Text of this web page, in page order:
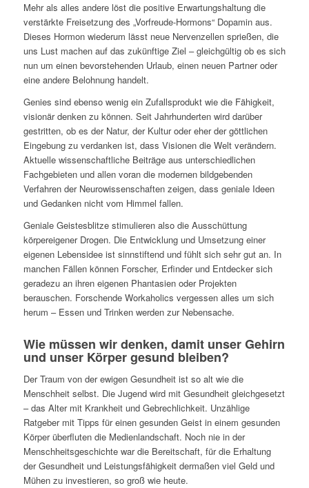
Mehr als alles andere löst die positive Erwartungshaltung die
verstärkte Freisetzung des „Vorfreude-Hormons“ Dopa­min aus.
Dieses Hormon wiederum lässt neue Nervenzellen sprießen, die
uns Lust machen auf das zukünftige Ziel – gleichgültig ob es sich
nun um einen bevorstehenden Ur­laub, einen neuen Partner oder
eine andere Belohnung handelt.
Genies sind ebenso wenig ein Zufallsprodukt wie die Fähig­keit,
visionär denken zu können. Seit Jahrhunderten wird darüber
gestritten, ob es der Natur, der Kultur oder eher der göttlichen
Eingebung zu verdanken ist, dass Visionen die Welt verändern.
Aktuelle wissenschaftliche Beiträge aus unterschiedlichen
Fachgebieten und allen voran die moder­nen bildgebenden
Verfahren der Neurowissenschaften zeigen, dass geniale Ideen
und Gedanken nicht vom Him­mel fallen.
Geniale Geistesblitze stimulieren also die Ausschüttung
körpereigener Drogen. Die Entwicklung und Umsetzung einer
eigenen Lebensidee ist sinnstiftend und fühlt sich sehr gut an. In
manchen Fällen können Forscher, Erfinder und Entdecker sich
geradezu an ihren eigenen Phantasien oder Projekten
berauschen. Forschende Workaholics vergessen alles um sich
herum – Essen und Trinken werden zur Ne­bensache.
Wie müssen wir denken, damit unser Gehirn
und unser Körper gesund bleiben?
Der Traum von der ewigen Gesundheit ist so alt wie die
Menschheit selbst. Die Jugend wird mit Gesundheit gleich­gesetzt
– das Alter mit Krankheit und Gebrechlichkeit. Un­zählige
Ratgeber mit Tipps für einen gesunden Geist in einem gesunden
Körper überfluten die Medienlandschaft. Noch nie in der
Menschheitsgeschichte war die Bereitschaft, für die Erhaltung
der Gesundheit und Leistungsfähigkeit dermaßen viel Geld und
Mühen zu investieren, so groß wie heute.